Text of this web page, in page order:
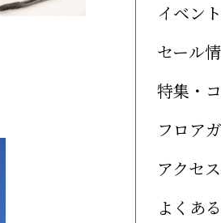
イベン
セール
特集・
フロア
アクセス
よくあ